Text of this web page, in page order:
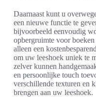
Daarnaast kunt u
een nieuwe functie te
bijvoorbeeld eenvoudig
opbergruimte voor
alleen een
om uw leeshoek uniek te
zelver kunnen
en persoonlijke touch
verschillende texturen en
brengen aan uw leeshoek.